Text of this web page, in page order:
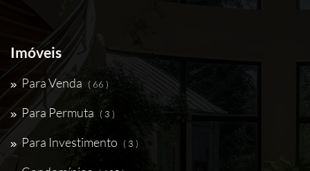
Imóveis
Para Venda ( 66 )
Para Permuta ( 3 )
Para Investimento ( 3 )